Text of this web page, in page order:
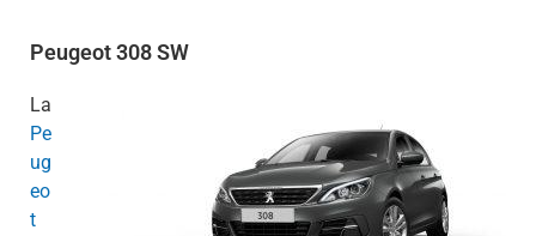
Peugeot 308 SW
La
Pe
ug
eo
t